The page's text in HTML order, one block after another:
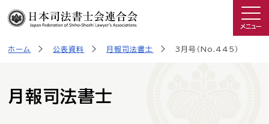
司法書士を知る
日司連について
メニュー
ホーム 公表資料 月報司法書士 3月号（No.445）
月報司法書士